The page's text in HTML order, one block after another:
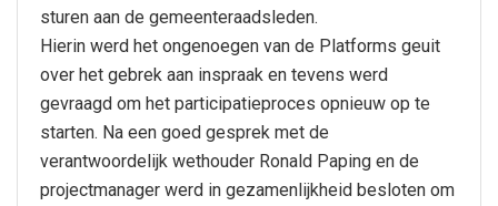
sturen aan de gemeenteraadsleden.
Hierin werd het ongenoegen van de Platforms geuit
over het gebrek aan inspraak en tevens werd
gevraagd om het participatieproces opnieuw op te
starten. Na een goed gesprek met de
verantwoordelijk wethouder Ronald Paping en de
projectmanager werd in gezamenlijkheid besloten om